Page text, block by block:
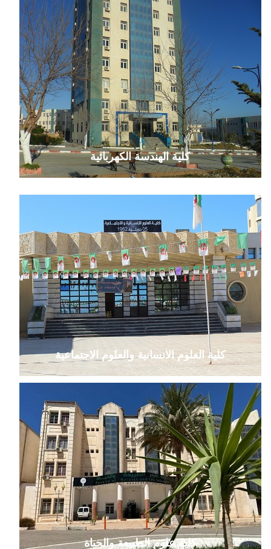
كلية الهندسة الكهربائية
كلية العلوم الانسانية والعلوم الاجتماعية
كلية علوم الطبيعة والحياة